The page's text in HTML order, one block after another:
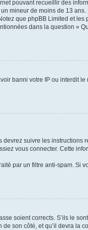
pouvant recueillir des
mineur de moins de 13
que phpBB Limited et
dans la question «
banni votre IP ou interdit
suivre les
vous connecter. Cette
par un filtre anti-spam. Si
soient corrects. S’ils le
son côté, et qu’il devra la